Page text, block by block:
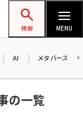
ーラム
検索 MENU
AI メタバース
の一覧